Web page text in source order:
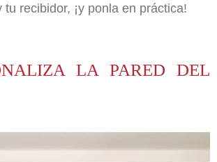
recibidor, ¡y ponla en práctica!
LA PARED DEL